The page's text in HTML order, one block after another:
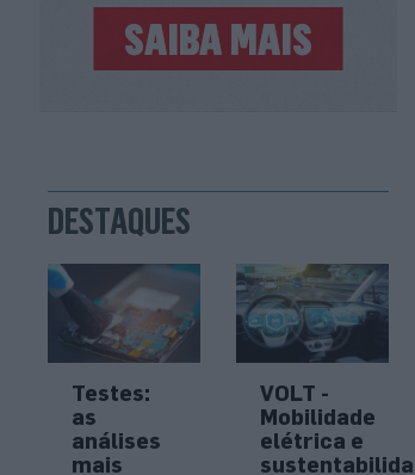
DESTAQUES
Testes:
as
análises
mais
VOLT -
Mobilidade
elétrica e